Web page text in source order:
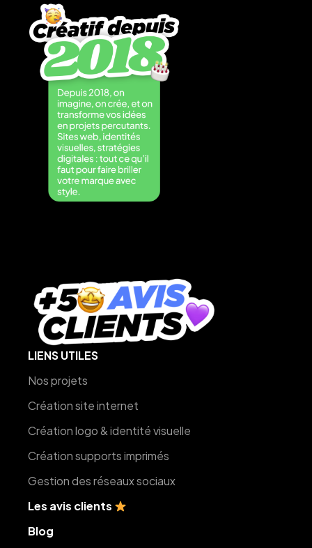
LIENS UTILES
Nos projets
Création site internet
Création logo & identité visuelle
Création supports imprimés
Gestion des réseaux sociaux
Les avis clients
Blog